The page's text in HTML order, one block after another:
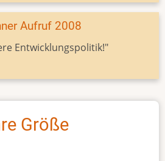
Aufruf 2008
Entwicklungspolitik!"
Größe